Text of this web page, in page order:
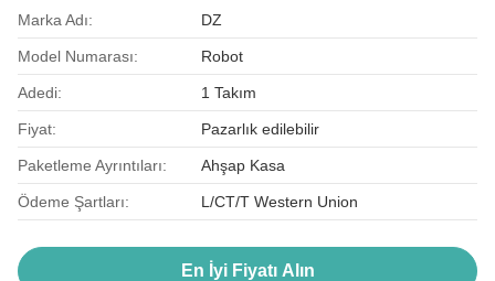
Marka Adı: DZ
Model Numarası: Robot
Adedi: 1 Takım
Fiyat: Pazarlık edilebilir
Paketleme Ayrıntıları: Ahşap Kasa
Ödeme Şartları: L/CT/T Western Union
En İyi Fiyatı Alın